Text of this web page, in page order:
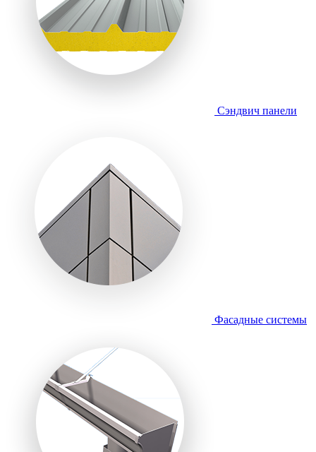
Сэндвич панели
Фасадные системы